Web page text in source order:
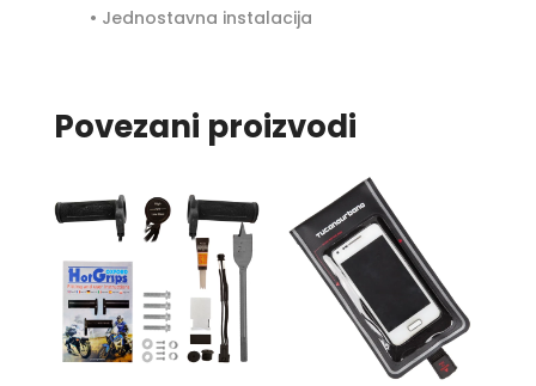
• Jednostavna instalacija
Povezani proizvodi